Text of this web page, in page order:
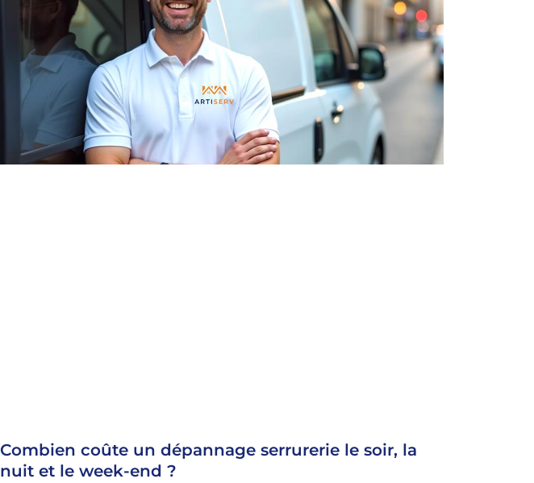
Combien coûte un dépannage serrurerie le soir, la
nuit et le week-end ?